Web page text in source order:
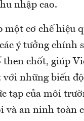
nhập cao.
một cơ chế hiệu
ý tưởng chính
then chốt, giúp
những biến
tạp của môi
và an ninh toàn